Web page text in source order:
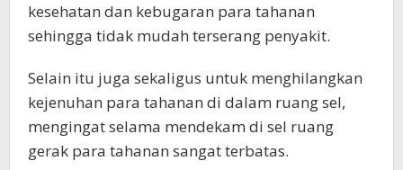
kesehatan dan kebugaran para tahanan
sehingga tidak mudah terserang penyakit.
Selain itu juga sekaligus untuk menghilangkan
kejenuhan para tahanan di dalam ruang sel,
mengingat selama mendekam di sel ruang
gerak para tahanan sangat terbatas.